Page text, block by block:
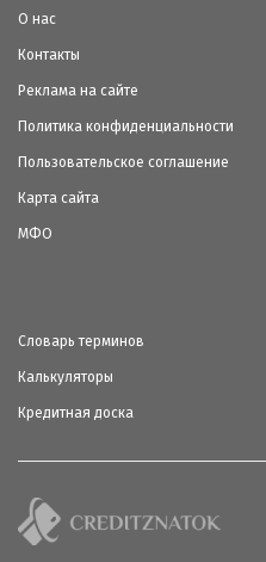
О нас
Контакты
Реклама на сайте
Политика конфиденциальности
Пользовательское соглашение
Карта сайта
МФО
Словарь терминов
Калькуляторы
Кредитная доска